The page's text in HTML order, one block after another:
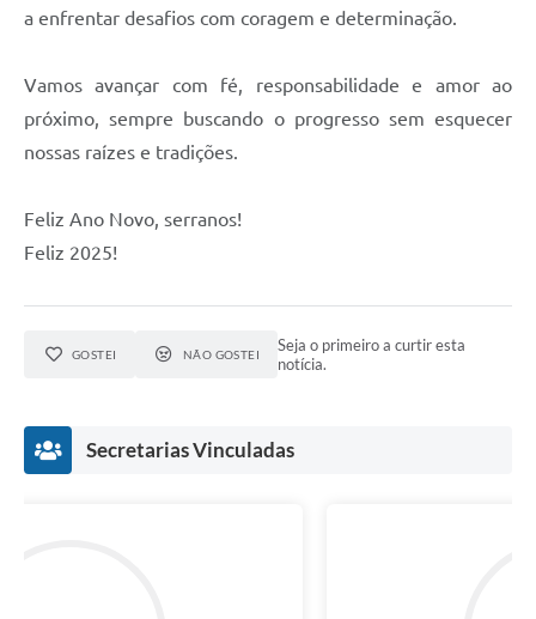
Radar da Transparência Pública
a enfrentar desafios com coragem e determinação.
Vamos avançar com fé, responsabilidade e amor ao
próximo, sempre buscando o progresso sem esquecer
nossas raízes e tradições.
Feliz Ano Novo, serranos!
Feliz 2025!
GOSTEI NÃO GOSTEI
Seja o primeiro a curtir esta
notícia.
Secretarias Vinculadas